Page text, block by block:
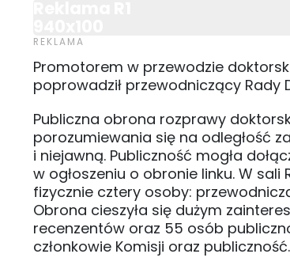
Promotorem w przewodzie
poprowadził przewodniczący Rady
Publiczna obrona rozprawy
porozumiewania się na odległość
i niejawną. Publiczność mogła
w ogłoszeniu o obronie linku. W sali
fizycznie cztery osoby:
Obrona cieszyła się dużym
recenzentów oraz 55 osób
członkowie Komisji oraz publiczność.